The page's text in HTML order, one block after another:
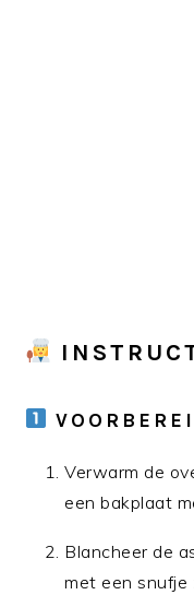
Verwarm de
een bakplaat
Blancheer de
met een snufje